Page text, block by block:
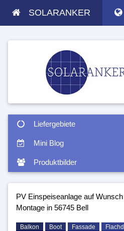
SOLARANKER
Liefergebiete
Mini Blog
Produktbilder
PV Einspeiseanlage auf
Montage in 56745 Bell
Balkon Boot Fassade
AUF WUNSCH MIT